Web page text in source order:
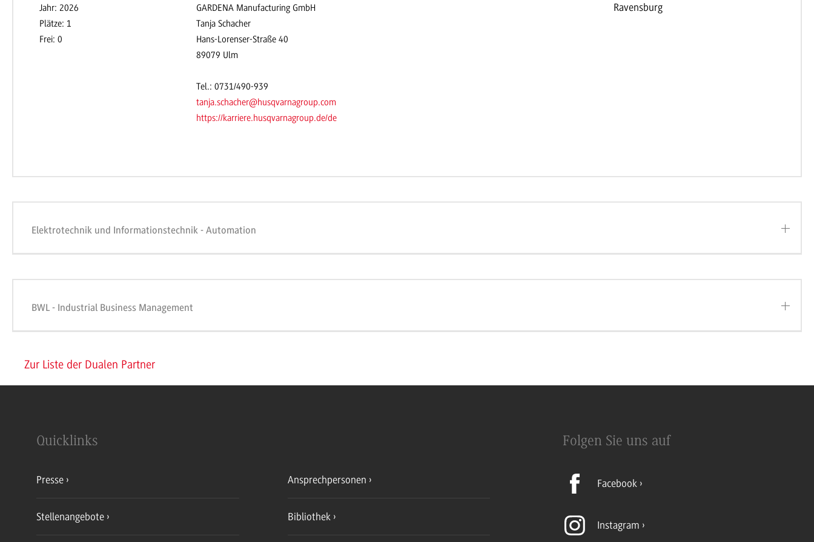
Jahr: 2026
Plätze: 1
Frei: 0
GARDENA Manufacturing GmbH
Tanja Schacher
Hans-Lorenser-Straße 40
89079 Ulm
Tel.: 0731/490-939
tanja.schacher@husqvarnagroup.com
https://karriere.husqvarnagroup.de/de
Ravensburg
Elektrotechnik und Informationstechnik - Automation
BWL - Industrial Business Management
Zur Liste der Dualen Partner
Quicklinks
Presse Ansprechpersonen
Stellenangebote Bibliothek
Folgen Sie uns auf
Facebook
Instagram